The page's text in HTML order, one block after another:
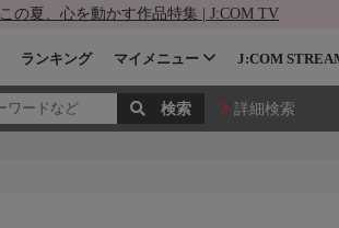
この夏、心を動かす作品特集 | J:COM TV
ランキング マイメニュー J:COM
詳細検索